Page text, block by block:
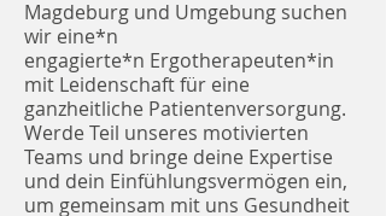
Magdeburg und Umgebung suchen
wir eine*n
engagierte*n Ergotherapeuten*in
mit Leidenschaft für eine
ganzheitliche Patientenversorgung.
Werde Teil unseres motivierten
Teams und bringe deine Expertise
und dein Einfühlungsvermögen ein,
um gemeinsam mit uns Gesundheit